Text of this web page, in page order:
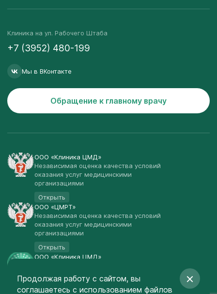
Клиника на ул. Рабочего Штаба
+7 (3952) 480-199
Мы в ВКонтакте
Обращение к главному врачу
ООО «Клиника ЦМД»
Независимая оценка качества условий
оказания услуг медицинскими
организациями
Открыть
ООО «ЦМРТ»
Независимая оценка качества условий
оказания услуг медицинскими
организациями
Открыть
ООО «Клиника ЦМД»
Открыть
Продолжая работу с сайтом, вы
соглашаетесь с использованием файлов